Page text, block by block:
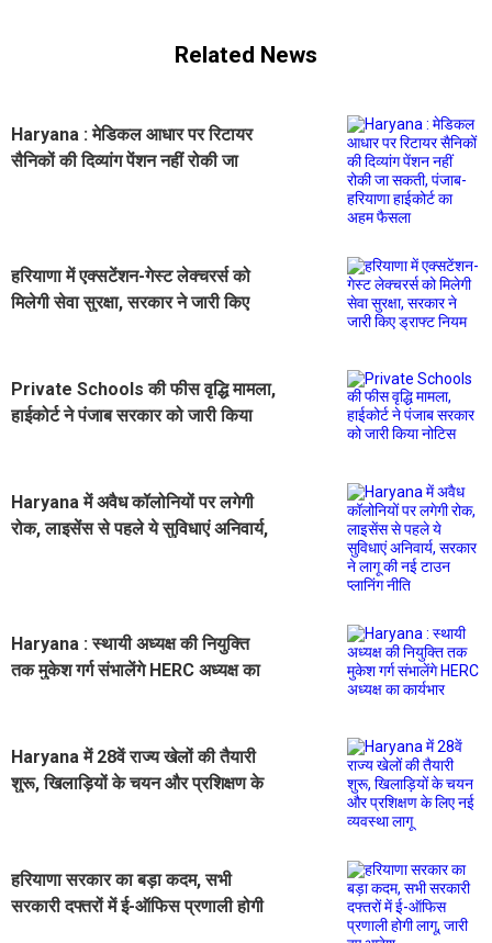
Related News
Haryana : मेडिकल आधार पर रिटायर
सैनिकों की दिव्यांग पेंशन नहीं रोकी जा
हरियाणा में एक्सटेंशन-गेस्ट लेक्चरर्स को
मिलेगी सेवा सुरक्षा, सरकार ने जारी किए
Private Schools की फीस वृद्धि मामला,
हाईकोर्ट ने पंजाब सरकार को जारी किया
Haryana में अवैध कॉलोनियों पर लगेगी
रोक, लाइसेंस से पहले ये सुविधाएं अनिवार्य,
Haryana : स्थायी अध्यक्ष की नियुक्ति
तक मुकेश गर्ग संभालेंगे HERC अध्यक्ष का
Haryana में 28वें राज्य खेलों की तैयारी
शुरू, खिलाड़ियों के चयन और प्रशिक्षण के
हरियाणा सरकार का बड़ा कदम, सभी
सरकारी दफ्तरों में ई-ऑफिस प्रणाली होगी